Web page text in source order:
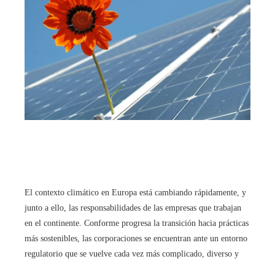
El contexto climático en Europa está cambiando rápidamente, y
junto a ello, las responsabilidades de las empresas que trabajan
en el continente. Conforme progresa la transición hacia prácticas
más sostenibles, las corporaciones se encuentran ante un entorno
regulatorio que se vuelve cada vez más complicado, diverso y